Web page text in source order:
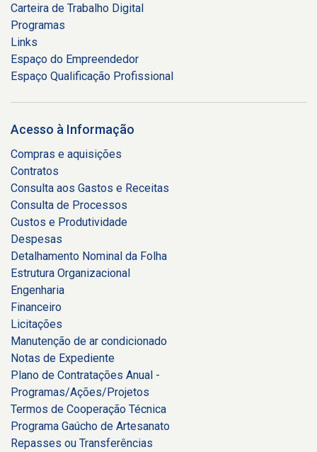
Carteira de Trabalho Digital
Programas
Links
Espaço do Empreendedor
Espaço Qualificação Profissional
Acesso à Informação
Compras e aquisições
Contratos
Consulta aos Gastos e Receitas
Consulta de Processos
Custos e Produtividade
Despesas
Detalhamento Nominal da Folha
Estrutura Organizacional
Engenharia
Financeiro
Licitações
Manutenção de ar condicionado
Notas de Expediente
Plano de Contratações Anual -
Programas/Ações/Projetos
Termos de Cooperação Técnica
Programa Gaúcho de Artesanato
Repasses ou Transferências